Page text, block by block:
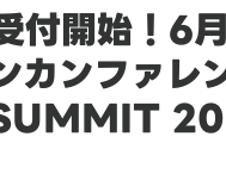
付開始！6
カンファ